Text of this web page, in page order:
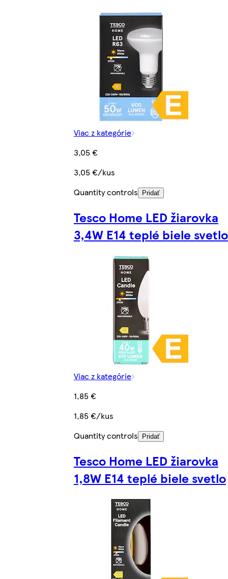
Viac z kategórie
3,05 €
3,05 €/kus
Quantity controls
Pridať
Tesco Home LED žiarovka
3,4W E14 teplé biele svetlo
Viac z kategórie
1,85 €
1,85 €/kus
Quantity controls
Pridať
Tesco Home LED žiarovka
1,8W E14 teplé biele svetlo